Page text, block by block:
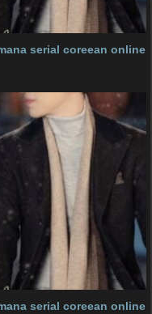
serial coreean online
serial coreean online